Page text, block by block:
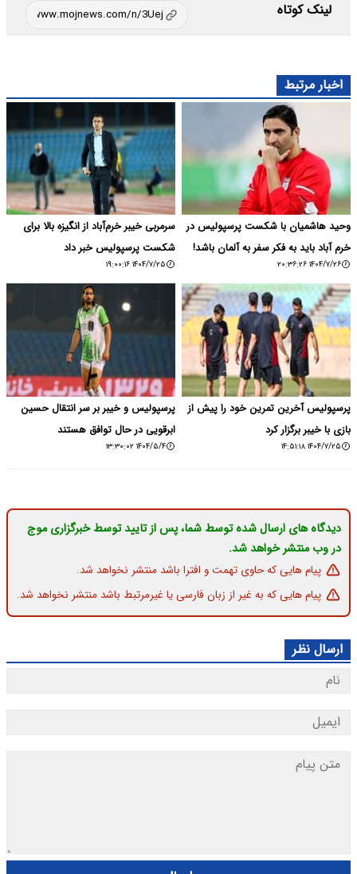
لینک کوتاه
اخبار مرتبط
وحید هاشمیان با شکست پرسپولیس در
خرم آباد باید به فکر سفر به آلمان باشد!
۱۴۰۴/۷/۲۶ ۲۰:۳۶:۲۶
سرمربی خیبر خرم‌آباد از انگیزه بالا برای
شکست پرسپولیس خبر داد
۱۴۰۴/۷/۲۵ ۱۹:۰۰:۱۶
پرسپولیس آخرین تمرین خود را پیش از
بازی با خیبر برگزار کرد
۱۴۰۴/۷/۲۵ ۱۴:۵۱:۱۸
پرسپولیس و خیبر بر سر انتقال حسین
ابرقویی در حال توافق هستند
۱۴۰۴/۵/۴ ۱۳:۳۰:۰۲
دیدگاه های ارسال شده توسط شما، پس از تایید توسط خبرگزاری موج
در وب منتشر خواهد شد.
پیام هایی که حاوی تهمت و افترا باشد منتشر نخواهد شد.
پیام هایی که به غیر از زبان فارسی یا غیرمرتبط باشد منتشر نخواهد شد.
ارسال نظر